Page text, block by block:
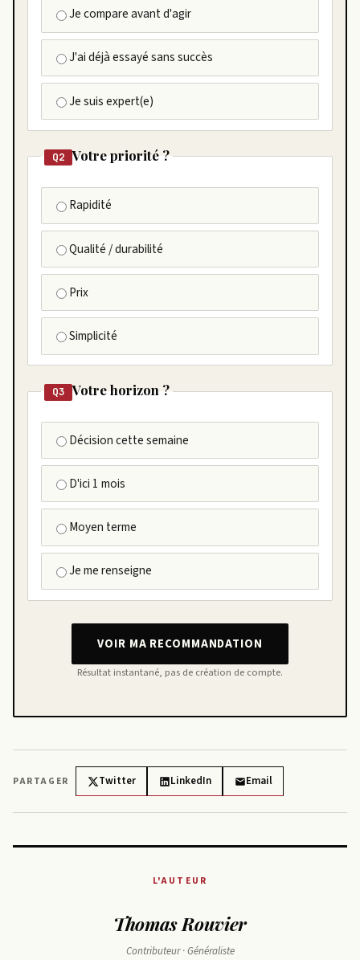
Je compare avant d'agir
J'ai déjà essayé sans succès
Je suis expert(e)
Q2 Votre priorité ?
Rapidité
Qualité / durabilité
Prix
Simplicité
Q3 Votre horizon ?
Décision cette semaine
D'ici 1 mois
Moyen terme
Je me renseigne
VOIR MA RECOMMANDATION
Résultat instantané, pas de création de compte.
PARTAGER Twitter LinkedIn Email
L'AUTEUR
Thomas Rouvier
Contributeur · Généraliste